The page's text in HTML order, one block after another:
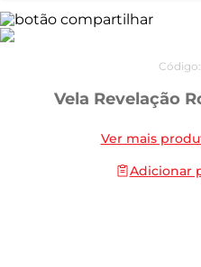
Código:
Vela Revelação
Ver mais
Adicionar